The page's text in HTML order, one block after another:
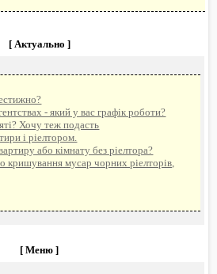
[ Актуально ]
- який у вас графік роботи?
Хочу теж подасть
і ріелтором.
або кімнату без ріелтора?
кришування мусар чорних ріелторів,
[ Меню ]